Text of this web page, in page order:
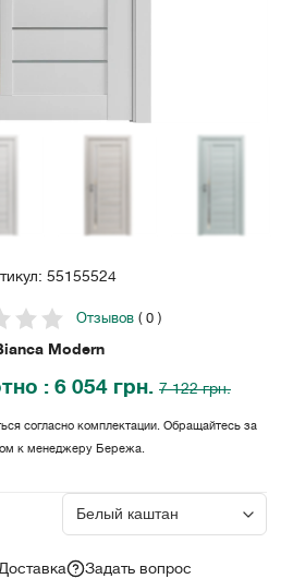
55155524
Отзывов ( 0 )
Modern
: 6 054 грн. 7 122 грн.
согласно комплектации. Обращайтесь за
к менеджеру Бережа.
Задать вопрос